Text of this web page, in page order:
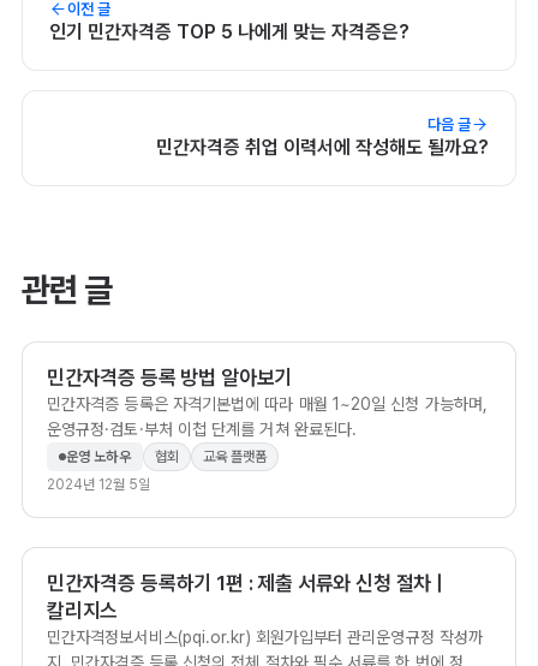
이전 글
인기 민간자격증 TOP 5 나에게 맞는 자격증은?
다음 글
민간자격증 취업 이력서에 작성해도 될까요?
관련 글
민간자격증 등록 방법 알아보기
민간자격증 등록은 자격기본법에 따라 매월 1~20일 신청 가능하며,
운영규정·검토·부처 이첩 단계를 거쳐 완료된다.
운영 노하우 협회
교육 플랫폼
2024년 12월 5일
민간자격증 등록하기 1편 : 제출 서류와 신청 절차 |
칼리지스
민간자격정보서비스(pqi.or.kr) 회원가입부터 관리운영규정 작성까